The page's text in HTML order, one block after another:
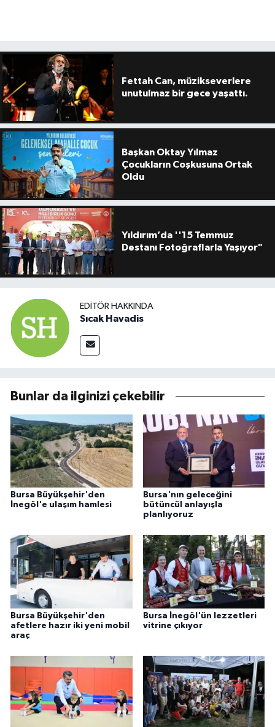
Fettah Can, müzikseverlere
unutulmaz bir gece yaşattı.
Başkan Oktay Yılmaz
Çocukların Coşkusuna Ortak
Oldu
Yıldırım’da ''15 Temmuz
Destanı Fotoğraflarla Yaşıyor"
EDITÖR HAKKINDA
Sıcak Havadis
Bunlar da ilginizi çekebilir
Bursa Büyükşehir'den
İnegöl'e ulaşım hamlesi
Bursa'nın geleceğini
bütüncül anlayışla
planlıyoruz
Bursa Büyükşehir'den
afetlere hazır iki yeni mobil
araç
Bursa İnegöl'ün lezzetleri
vitrine çıkıyor